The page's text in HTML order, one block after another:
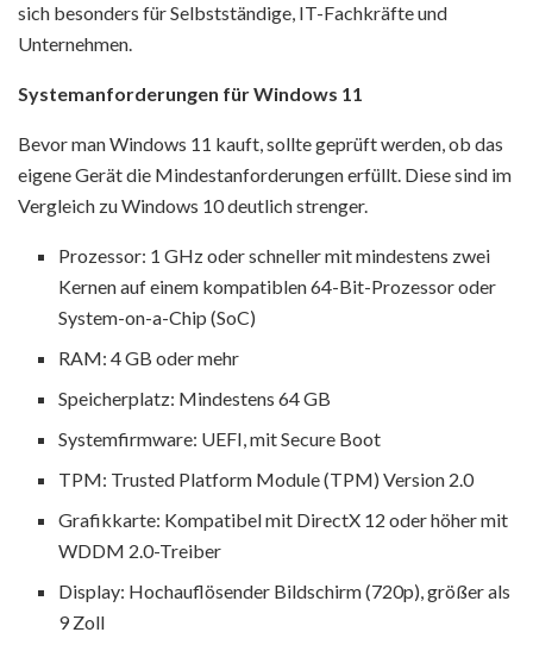
sich besonders für Selbstständige, IT-Fachkräfte und
Unternehmen.
Systemanforderungen für Windows 11
Bevor man Windows 11 kauft, sollte geprüft werden, ob das
eigene Gerät die Mindestanforderungen erfüllt. Diese sind im
Vergleich zu Windows 10 deutlich strenger.
Prozessor: 1 GHz oder schneller mit mindestens zwei
Kernen auf einem kompatiblen 64-Bit-Prozessor oder
System-on-a-Chip (SoC)
RAM: 4 GB oder mehr
Speicherplatz: Mindestens 64 GB
Systemfirmware: UEFI, mit Secure Boot
TPM: Trusted Platform Module (TPM) Version 2.0
Grafikkarte: Kompatibel mit DirectX 12 oder höher mit
WDDM 2.0-Treiber
Display: Hochauflösender Bildschirm (720p), größer als
9 Zoll